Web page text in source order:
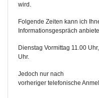
wird.
Folgende Zeiten kann ich
Informationsgespräch
Dienstag Vormittag 11.00
Uhr.
Jedoch nur nach
vorheriger telefonische